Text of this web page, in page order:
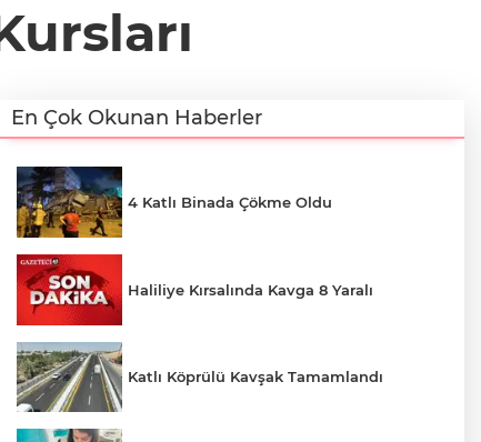
En Çok Okunan Haberler
4 Katlı Binada Çökme Oldu
Haliliye Kırsalında Kavga 8 Yaralı
Katlı Köprülü Kavşak Tamamlandı